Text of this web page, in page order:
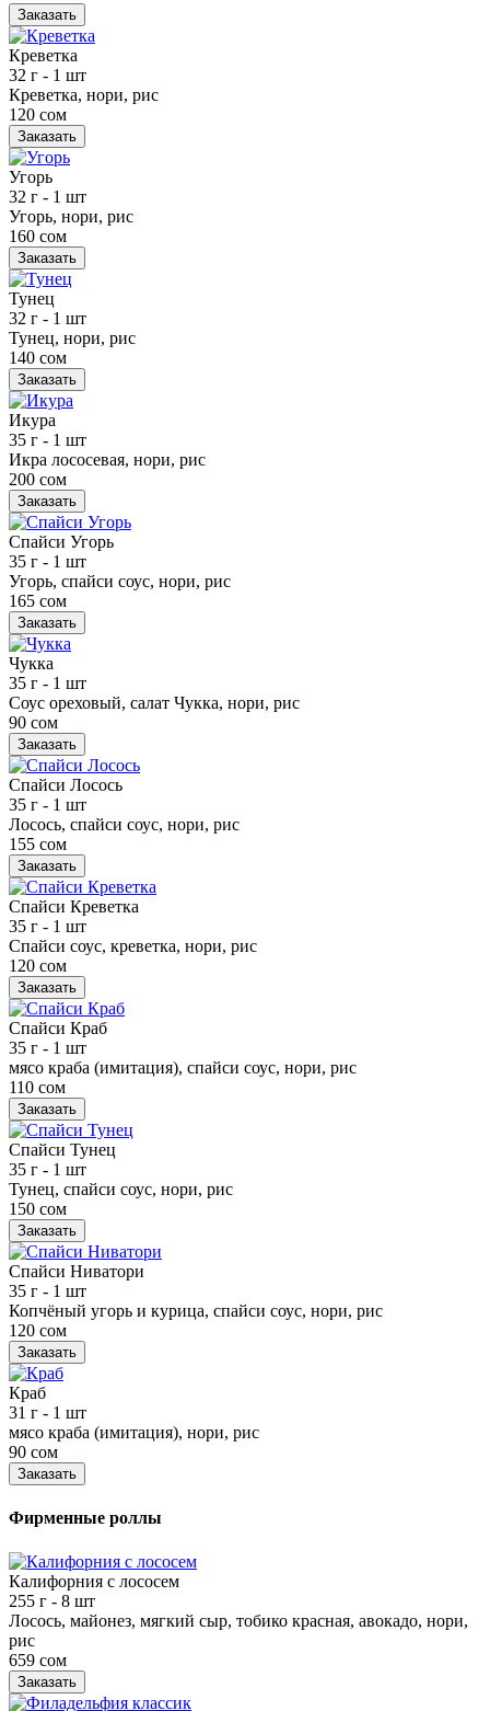
Заказать
Креветка
32 г - 1 шт
Креветка, нори, рис
120 сом
Заказать
Угорь
32 г - 1 шт
Угорь, нори, рис
160 сом
Заказать
Тунец
32 г - 1 шт
Тунец, нори, рис
140 сом
Заказать
Икура
35 г - 1 шт
Икра лососевая, нори, рис
200 сом
Заказать
Спайси Угорь
35 г - 1 шт
Угорь, спайси соус, нори, рис
165 сом
Заказать
Чукка
35 г - 1 шт
Соус ореховый, салат Чукка, нори, рис
90 сом
Заказать
Спайси Лосось
35 г - 1 шт
Лосось, спайси соус, нори, рис
155 сом
Заказать
Спайси Креветка
35 г - 1 шт
Спайси соус, креветка, нори, рис
120 сом
Заказать
Спайси Краб
35 г - 1 шт
мясо краба (имитация), спайси соус, нори, рис
110 сом
Заказать
Спайси Тунец
35 г - 1 шт
Тунец, спайси соус, нори, рис
150 сом
Заказать
Спайси Ниватори
35 г - 1 шт
Копчёный угорь и курица, спайси соус, нори, рис
120 сом
Заказать
Краб
31 г - 1 шт
мясо краба (имитация), нори, рис
90 сом
Заказать
Фирменные роллы
Калифорния с лососем
255 г - 8 шт
Лосось, майонез, мягкий сыр, тобико красная, авокадо, нори,
рис
659 сом
Заказать